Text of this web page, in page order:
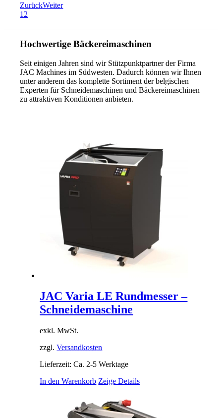
ZurückWeiter
1 2
Hochwertige Bäckereimaschinen
Seit einigen Jahren sind wir Stützpunktpartner der Firma
JAC Machines im Südwesten. Dadurch können wir Ihnen
unter anderem das komplette Sortiment der belgischen
Experten für Schneidemaschinen und Bäckereimaschinen
zu attraktiven Konditionen anbieten.
JAC Varia LE Rundmesser –
Schneidemaschine
exkl. MwSt.
zzgl.Versandkosten
Lieferzeit: Ca. 2-5 Werktage
In den Warenkorb Zeige Details